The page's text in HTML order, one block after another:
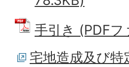
手引き (PDF
宅地造成及び特